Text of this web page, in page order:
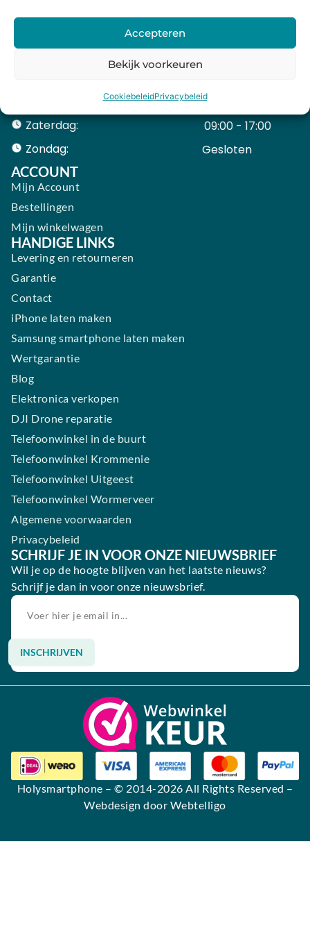
Accepteren
Bekijk voorkeuren
CookiebeleidPrivacybeleid09:00 - 18:00
Zaterdag:
09:00 - 17:00
Zondag:
Gesloten ​ ​ ​ ​ ​ ​ ​
ACCOUNT
Mijn Account
Bestellingen
Mijn winkelwagen
HANDIGE LINKS
Levering en retourneren
Garantie
Contact
iPhone laten maken
Samsung smartphone laten maken
Wertgarantie
Blog
Elektronica verkopen
DJI Drone reparatie
Telefoonwinkel in de buurt
Telefoonwinkel Krommenie
Telefoonwinkel Uitgeest
Telefoonwinkel Wormerveer
Algemene voorwaarden
Privacybeleid
SCHRIJF JE IN VOOR ONZE NIEUWSBRIEF
Wil je op de hoogte blijven van het laatste nieuws?
Schrijf je dan in voor onze nieuwsbrief.
INSCHRIJVEN
Alternative:
Holysmartphone – © 2014-2026 All Rights Reserved –
Webdesign door Webtelligo